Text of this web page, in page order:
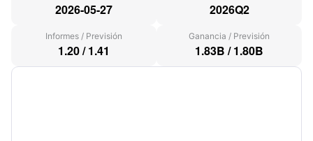
2026-05-27 2026Q2
Informes / Previsión
1.20/ 1.41
Ganancia / Previsión
1.83B / 1.80B